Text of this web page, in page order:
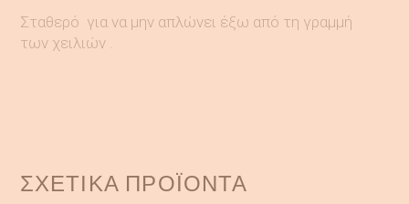
Σταθερό για να μην απλώνει έξω από τη γραμμή
των χειλιών .
ΣΧΕΤΙΚΆ ΠΡΟΪΌΝΤΑ